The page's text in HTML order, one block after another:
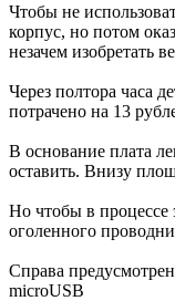
Чтобы не
корпус, но потом
незачем изобретать
Через полтора часа
потрачено на 13
В основание плата
оставить. Внизу
Но чтобы в процессе
оголенного
Справа
microUSB